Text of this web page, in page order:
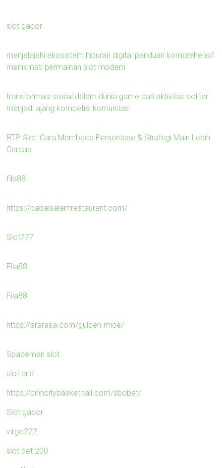
slot gacor
menjelajahi ekosistem hiburan digital panduan komprehensif
menikmati permainan slot modern
transformasi sosial dalam dunia game dari aktivitas soliter
menjadi ajang kompetisi komunitas
RTP Slot: Cara Membaca Persentase & Strategi Main Lebih
Cerdas
fila88
https://babalsalamrestaurant.com/
Slot777
Fila88
Fila88
https://ararasa.com/gulden-mice/
Spaceman slot
slot qris
https://cinncitybasketball.com/sbobet/
Slot gacor
virgo222
slot bet 200